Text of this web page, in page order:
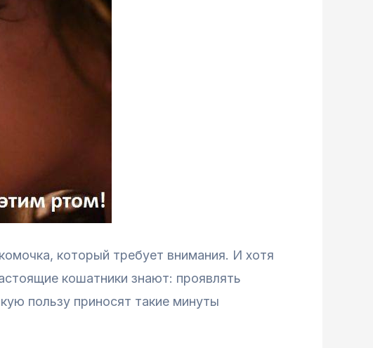
который требует внимания. И хотя
кошатники знают: проявлять
пользу приносят такие минуты